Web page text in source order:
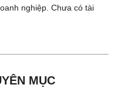
nghiệp. Chưa có tài
MỤC